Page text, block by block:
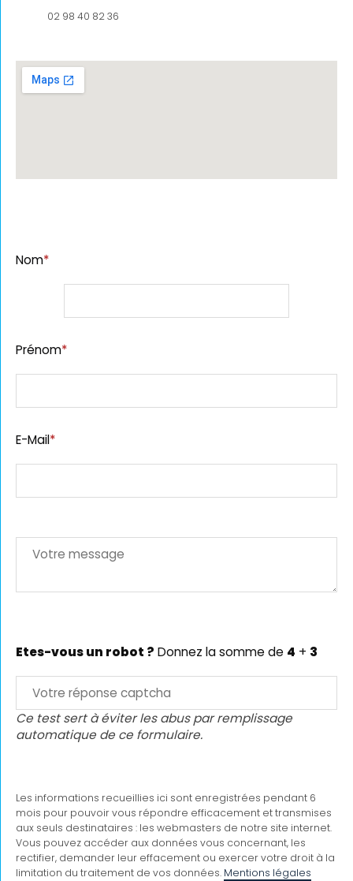
02 98 40 82 36
Nom*
Prénom*
E-Mail*
Etes-vous un robot ? Donnez la somme de 4 + 3
Ce test sert à éviter les abus par remplissage
automatique de ce formulaire.
Les informations recueillies ici sont enregistrées pendant 6
mois pour pouvoir vous répondre efficacement et transmises
aux seuls destinataires : les webmasters de notre site internet.
Vous pouvez accéder aux données vous concernant, les
rectifier, demander leur effacement ou exercer votre droit à la
limitation du traitement de vos données. Mentions légales